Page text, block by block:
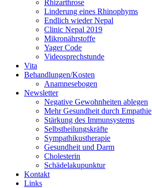
Rhizarthrose
Linderung eines Rhinophyms
Endlich wieder Nepal
Clinic Nepal 2019
Mikronährstoffe
Yager Code
Videosprechstunde
Vita
Behandlungen/Kosten
Anamnesebogen
Newsletter
Negative Gewohnheiten ablegen
Mehr Gesundheit durch Empathie
Stärkung des Immunsystems
Selbstheilungskräfte
Sympathikustherapie
Gesundheit und Darm
Cholesterin
Schädelakupunktur
Kontakt
Links